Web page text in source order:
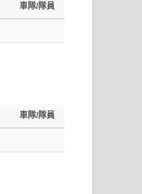
車隊/隊員
車隊/隊員